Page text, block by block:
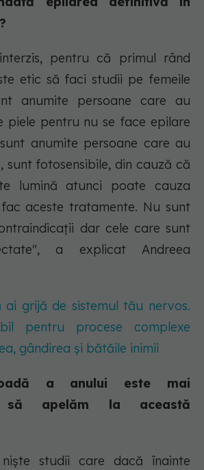
pentru că primul rând
etic să faci studii pe femeile
anumite persoane care au
piele pentru nu se face epilare
anumite persoane care au
sunt fotosensibile, din cauză că
lumină atunci poate cauza
aceste tratamente. Nu sunt
dar cele care sunt
a explicat Andreea
ai grijă de sistemul tău nervos.
pentru procese complexe
gândirea și bătăile inimii
a anului este mai
să apelăm la această
studii care dacă înainte